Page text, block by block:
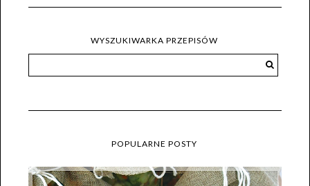
WYSZUKIWARKA PRZEPISÓW
POPULARNE POSTY